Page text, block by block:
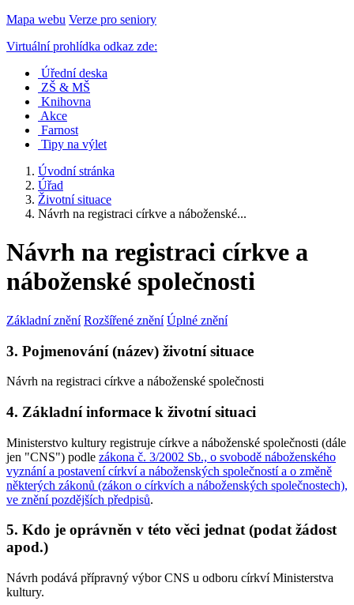
Mapa webu Verze pro seniory
Virtuální prohlídka odkaz zde:
Úřední deska
ZŠ & MŠ
Knihovna
Akce
Farnost
Tipy na výlet
Úvodní stránka
Úřad
Životní situace
Návrh na registraci církve a náboženské...
Návrh na registraci církve a
náboženské společnosti
Základní znění Rozšířené znění Úplné znění
3. Pojmenování (název) životní situace
Návrh na registraci církve a náboženské společnosti
4. Základní informace k životní situaci
Ministerstvo kultury registruje církve a náboženské společnosti (dále
jen "CNS") podle zákona č. 3/2002 Sb., o svobodě náboženského
vyznání a postavení církví a náboženských společností a o změně
některých zákonů (zákon o církvích a náboženských společnostech),
ve znění pozdějších předpisů.
5. Kdo je oprávněn v této věci jednat (podat žádost
apod.)
Návrh podává přípravný výbor CNS u odboru církví Ministerstva
kultury.